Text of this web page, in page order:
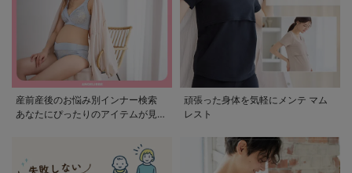
産前産後のお悩み別インナー検索
あなたにぴったりのアイテムが見つ
頑張った身体を気軽にメンテ マム
レスト